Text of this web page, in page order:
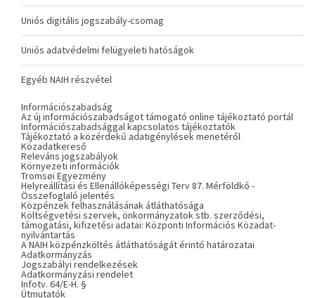
Uniós digitális jogszabály-csomag
Uniós adatvédelmi felügyeleti hatóságok
Egyéb NAIH részvétel
Információszabadság
Az új információszabadságot támogató online tájékoztató portál
Információszabadsággal kapcsolatos tájékoztatók
Tájékoztató a közérdekű adatigénylések menetéről
Közadatkereső
Releváns jogszabályok
Környezeti információk
Tromsøi Egyezmény
Helyreállítási és Ellenállóképességi Terv 87. Mérföldkő -
Összefoglaló jelentés
Közpénzek felhasználásának átláthatósága
Költségvetési szervek, önkormányzatok stb. szerződési,
támogatási, kifizetési adatai: Központi Információs Közadat-
nyilvántartás
A NAIH közpénzköltés átláthatóságát érintő határozatai
Adatkormányzás
Jogszabályi rendelkezések
Adatkormányzási rendelet
Infotv. 64/E-H. §
Útmutatók